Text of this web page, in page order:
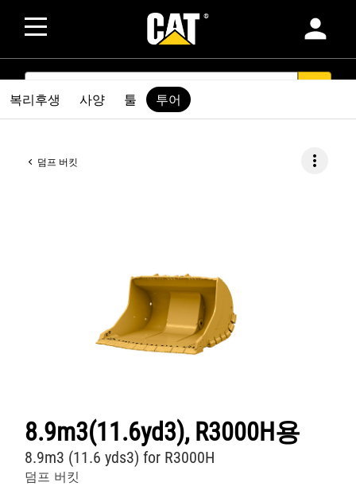
person
SEARCH
덤프 버킷 more_vert
8.9m3(11.6yd3), R3000H용
덤프 버킷
8.9m3 (11.6 yds3) for R3000H
복리후생 사양 툴 투어